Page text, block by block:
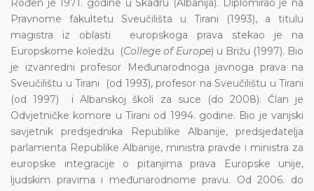
Rođen je 1971. godine u Skadru (Albanija). Diplomirao je na
Pravnome fakultetu Sveučilišta u Tirani (1993), a titulu
magistra iz oblasti europskoga prava stekao je na
Europskome koledžu (College of Europe) u Brižu (1997). Bio
je izvanredni profesor Međunarodnoga javnoga prava na
Sveučilištu u Tirani (od 1993), profesor na Sveučilištu u Tirani
(od 1997) i Albanskoj školi za suce (do 2008). Član je
Odvjetničke komore u Tirani od 1994. godine. Bio je vanjski
savjetnik predsjednika Republike Albanije, predsjedatelja
parlamenta Republike Albanije, ministra pravde i ministra za
europske integracije o pitanjima prava Europske unije,
ljudskim pravima i međunarodnome pravu. Od 2006. do